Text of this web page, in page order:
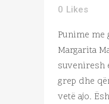
0 Likes
Punime me
Margarita
suveniresh
grep dhe
vetë ajo.